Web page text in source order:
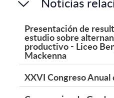
Presentación de
estudio sobre
productivo - Liceo
Mackenna
XXVI Congreso